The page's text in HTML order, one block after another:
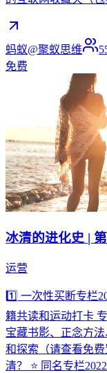
蚂蚁@聚蚁思维
免费
冰清的进化史 |
运营
1️⃣ 一次性买断专栏
籍共读和运动打卡
宝藏书影、正念方
和探索（请查看免
清？ ⭐ 同名专栏